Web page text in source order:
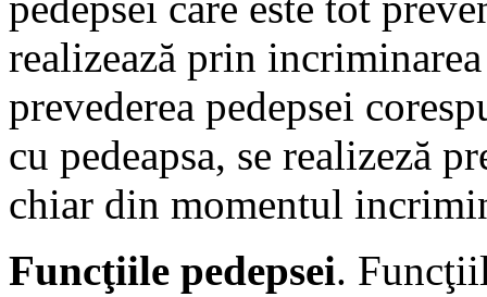
realizează prin
prevederea pedepsei
cu pedeapsa, se realizeză
chiar din momentul
Funcţiile pedepsei.